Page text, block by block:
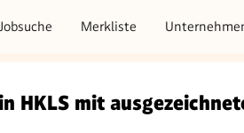
Merkliste
HKLS mit